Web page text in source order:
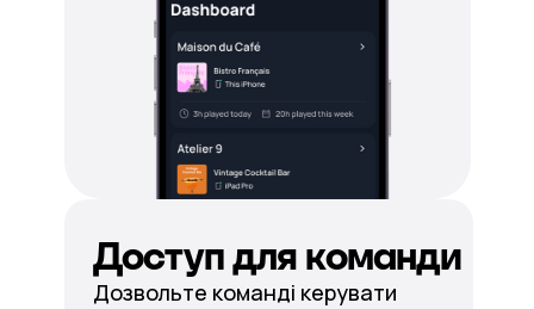
Доступ для команди
Дозвольте команді керувати